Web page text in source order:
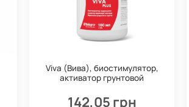
Viva (Вива), биостимулятор,
активатор грунтовой
142,05 грн